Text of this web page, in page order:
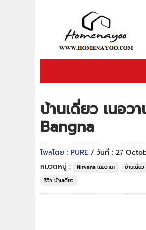
บ้านเดี่ยว เนอว
Bangna
โพสโดย : PURE / วันที่ : 27
หมวดหมู่ :
Nirvana เนอวานา บ้านเดี่ยว
รีวิว บ้านเดี่ยว